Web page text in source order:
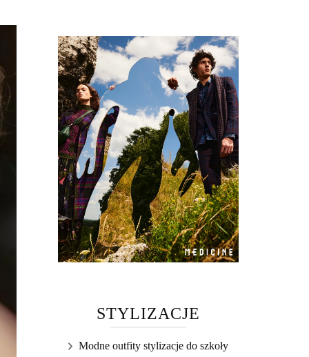
STYLIZACJE
Modne outfity stylizacje do szkoły